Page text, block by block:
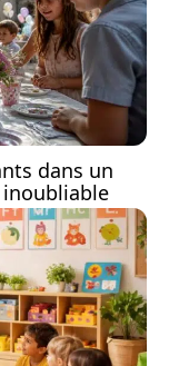
dans un